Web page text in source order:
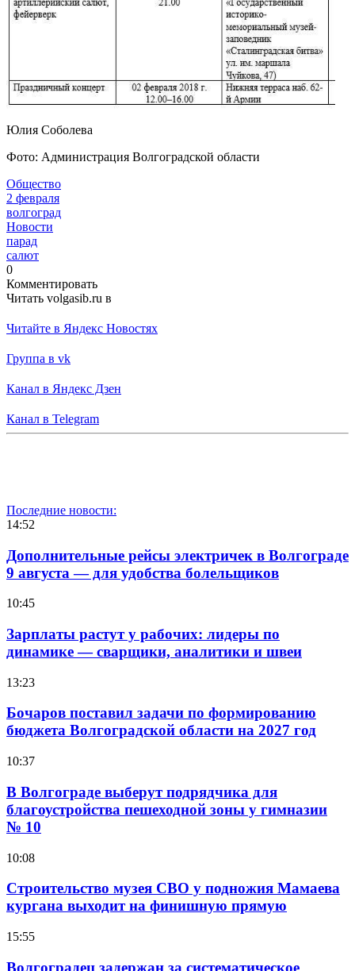
Юлия Соболева
Фото: Администрация Волгоградской области
Общество
2 февраля
волгоград
Новости
парад
салют
0
Комментировать
Читать volgasib.ru в
Читайте в Яндекс Новостях
Группа в vk
Канал в Яндекс Дзен
Канал в Telegram
Последние новости:
14:52
Дополнительные рейсы электричек в Волгограде
9 августа — для удобства болельщиков
10:45
Зарплаты растут у рабочих: лидеры по
динамике — сварщики, аналитики и швеи
13:23
Бочаров поставил задачи по формированию
бюджета Волгоградской области на 2027 год
10:37
В Волгограде выберут подрядчика для
благоустройства пешеходной зоны у гимназии
№ 10
10:08
Строительство музея СВО у подножия Мамаева
кургана выходит на финишную прямую
15:55
Волгоградец задержан за систематическое